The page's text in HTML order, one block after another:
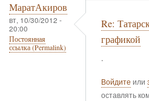
МаратАкиров
вт, 10/30/2012 -
20:00
Постоянная
ссылка (Permalink)
Re:
графикой
.
Войдите или
оставлять